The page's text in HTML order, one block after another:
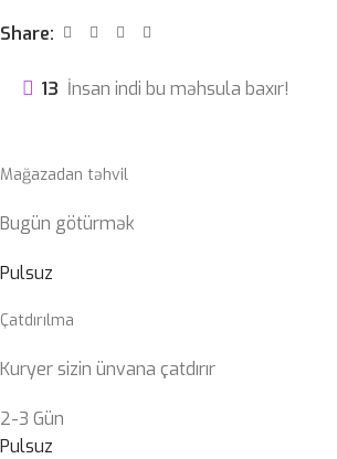
Share:
13 İnsan indi bu məhsula baxır!
Mağazadan təhvil
Bugün götürmək
Pulsuz
Çatdırılma
Kuryer sizin ünvana çatdırır
2-3 Gün
Pulsuz